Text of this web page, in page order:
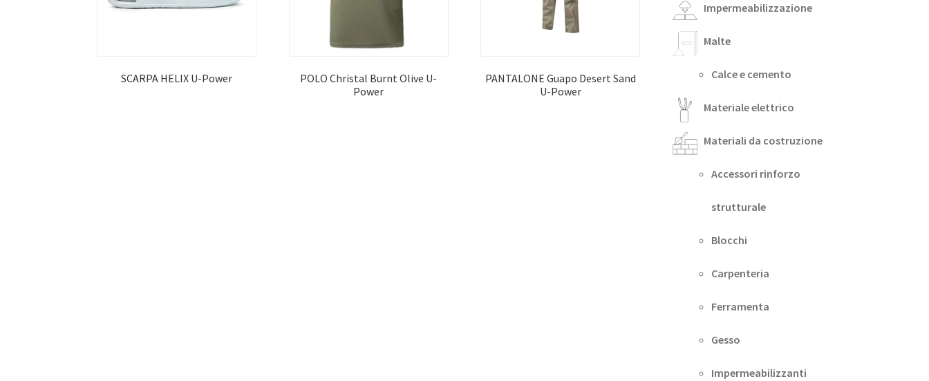
SCARPA HELIX U-Power
POLO Christal Burnt Olive U-
Power
PANTALONE Guapo Desert Sand
U-Power
Impermeabilizzazione
Malte
Calce e cemento
Materiale elettrico
Materiali da costruzione
Accessori rinforzo
strutturale
Blocchi
Carpenteria
Ferramenta
Gesso
Impermeabilizzanti